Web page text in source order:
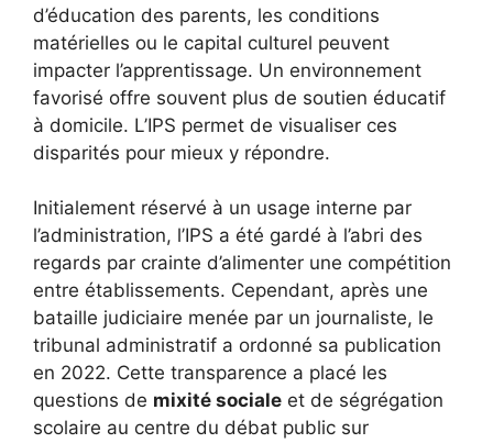
d’éducation des parents, les conditions
matérielles ou le capital culturel peuvent
impacter l’apprentissage. Un environnement
favorisé offre souvent plus de soutien éducatif
à domicile. L’IPS permet de visualiser ces
disparités pour mieux y répondre.
Initialement réservé à un usage interne par
l’administration, l’IPS a été gardé à l’abri des
regards par crainte d’alimenter une compétition
entre établissements. Cependant, après une
bataille judiciaire menée par un journaliste, le
tribunal administratif a ordonné sa publication
en 2022. Cette transparence a placé les
questions de mixité sociale et de ségrégation
scolaire au centre du débat public sur